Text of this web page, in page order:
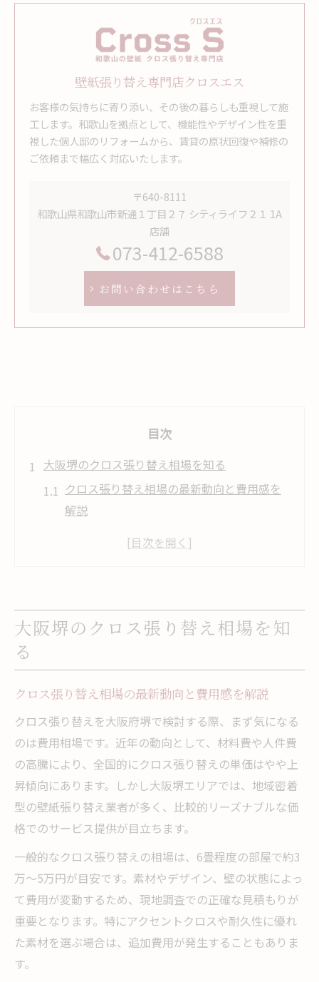
壁紙張り替え専門店クロスエス
お客様の気持ちに寄り添い、その後の暮らしも重視して施
工します。和歌山を拠点として、機能性やデザイン性を重
視した個人邸のリフォームから、賃貸の原状回復や補修の
ご依頼まで幅広く対応いたします。
〒640-8111
和歌山県和歌山市新通１丁目２７ シティライフ２１ 1A
店舗
073-412-6588
お問い合わせはこちら
目次
大阪堺のクロス張り替え相場を知る
クロス張り替え相場の最新動向と費用感を
解説
大阪堺で安くできるクロス張り替えの秘訣
壁紙張り替え業者への相見積もり活用術
訳
職人が選ぶクロス張り替えポイント集
大阪クロス張り替え職人が重視する下地処
理の技術
クロス張り替えで失敗しない素材選びのコ
ツ
専門店大阪での職人直営ならではの強み
クロス張り替え現場調査が仕上がりに与え
る影響
壁紙張り替え職人のアフター対応と安心感
納得の業者選びで失敗しないコツ
クロス張り替え業者比較で見るべき重要ポ
イント
大阪堺のクロス張り替え相場を知
る
クロス張り替え相場の最新動向と費用感を解説
クロス張り替えを大阪府堺で検討する際、まず気になる
のは費用相場です。近年の動向として、材料費や人件費
の高騰により、全国的にクロス張り替えの単価はやや上
昇傾向にあります。しかし大阪堺エリアでは、地域密着
型の壁紙張り替え業者が多く、比較的リーズナブルな価
格でのサービス提供が目立ちます。
一般的なクロス張り替えの相場は、6畳程度の部屋で約3
万～5万円が目安です。素材やデザイン、壁の状態によっ
て費用が変動するため、現地調査での正確な見積もりが
重要となります。特にアクセントクロスや耐久性に優れ
た素材を選ぶ場合は、追加費用が発生することもありま
す。